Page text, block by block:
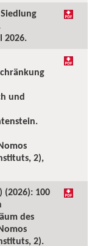
2026.
und
2),
(2026): 100
des
2).